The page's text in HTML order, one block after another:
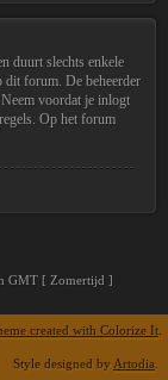
duurt slechts enkele
dit forum. De beheerder
voordat je inlogt
Op het forum
GMT [ Zomertijd ]
created with Colorize It
Style designed by Artodia